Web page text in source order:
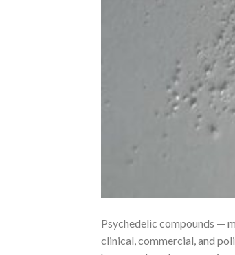
Psychedelic compounds —
clinical, commercial, and